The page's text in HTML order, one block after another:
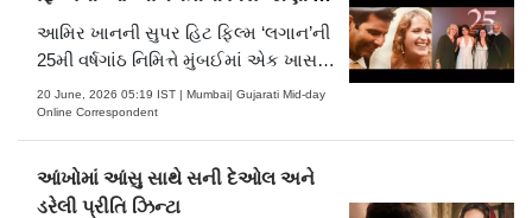
જુઓ તસવીરો
આમિર ખાનની સુપર હિટ ફિલ્મ ‘લગાન’ની
25મી વર્ષગાંઠ નિમિત્તે મુંબઈમાં એક ખાસ
કાર્યક્રમનું આયોજન કરવામાં આવ્યું હતું,
જેમાં સમગ્ર ફિલ્મની ક્રૂ અને કસ્ટે
હાજરી આપી હતી. જોકે તેમાં સૌથી વધુ
અભિનેતા અમીન હાજી તેમની પત્ની, ચાર્લોટ
વ્હિટબી-કોલ્સ અ.....
20 June, 2026 05:19 IST | Mumbai| Gujarati Mid-day
Online Correspondent
આંખોમાં આંસુ સાથે સની દેઓલ અને
ડરેલી પ્રીતિ ઝિન્ટા